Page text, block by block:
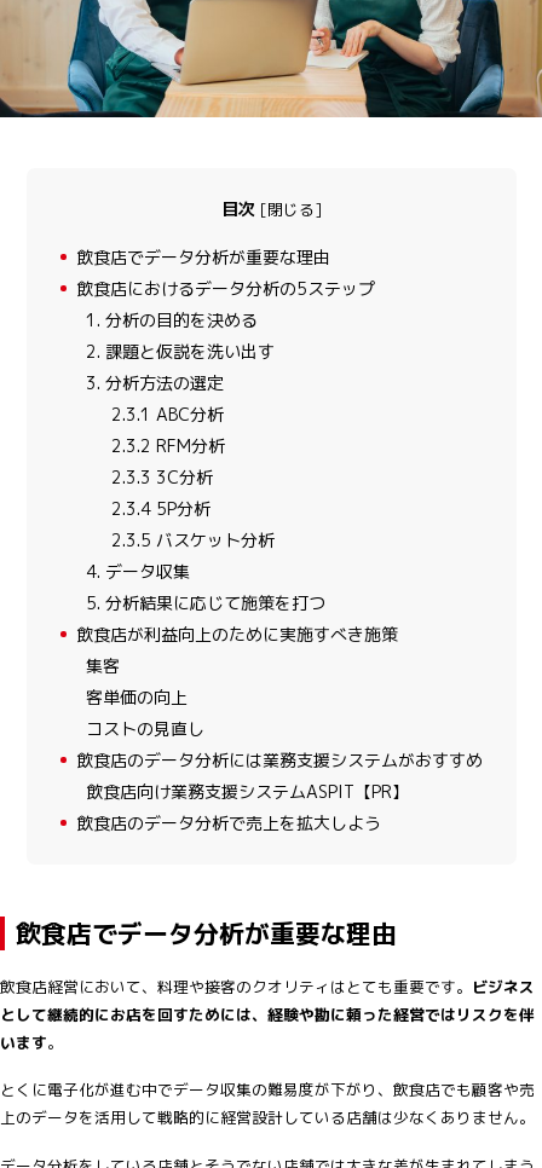
目次 [閉じる]
1 飲食店でデータ分析が重要な理由
2 飲食店におけるデータ分析の5ステップ
1. 分析の目的を決める
2. 課題と仮説を洗い出す
3. 分析方法の選定
2.3.1 ABC分析
2.3.2 RFM分析
2.3.3 3C分析
2.3.45P分析
2.3.5 バスケット分析
4. データ収集
5. 分析結果に応じて施策を打つ
3 飲食店が利益向上のために実施すべき施策
集客
客単価の向上
コストの見直し
4 飲食店のデータ分析には業務支援システムがおすすめ
飲食店向け業務支援システムASPIT【PR】
5 飲食店のデータ分析で売上を拡大しよう
飲食店でデータ分析が重要な理由
飲食店経営において、料理や接客のクオリティはとても重要です。 ビジネス
として継続的にお店を回すためには、経験や勘に頼った経営ではリスクを伴
います。
とくに電子化が進む中でデータ収集の難易度が下がり、飲食店でも顧客や売
上のデータを活用して戦略的に経営設計している店舗は少なくありません。